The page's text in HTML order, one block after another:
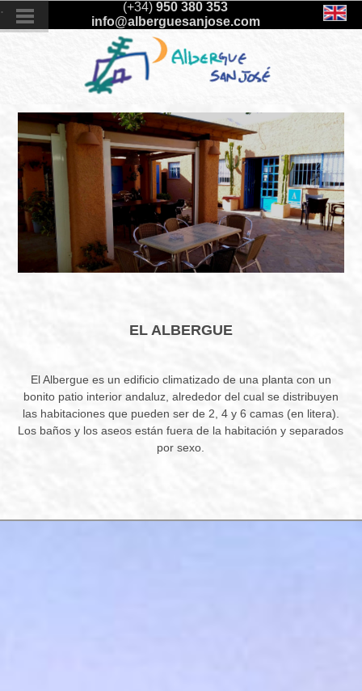
. (+34) 950 380 353
info@alberguesanjose.com
EL ALBERGUE
El Albergue es un edificio climatizado de una planta con un
bonito patio interior andaluz, alrededor del cual se distribuyen
las habitaciones que pueden ser de 2, 4 y 6 camas (en litera).
Los baños y los aseos están fuera de la habitación y separados
por sexo.